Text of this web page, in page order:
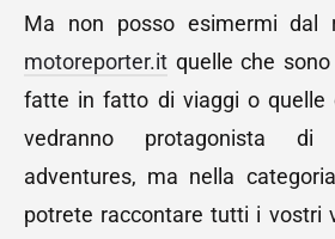
Ma non posso esimermi dal
motoreporter.it quelle che
fatte in fatto di viaggi o quelle
vedranno protagonista di
adventures, ma nella categoria
potrete raccontare tutti i vostri